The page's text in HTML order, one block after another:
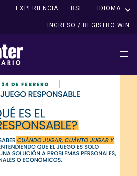
EXPERIENCIA RSE IDIOMA
INGRESO / REGISTRO WIN